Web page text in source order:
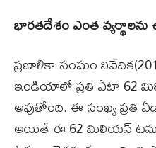
భారతదేశం ఎంత వ్యర్థాలను
ప్రణాళికా సంఘం
ఇండియాలో ప్రతి ఏటా 62
అవుతోంది. ఈ సంఖ్య ప్రతి
అయితే ఈ 62 మిలియన్‌